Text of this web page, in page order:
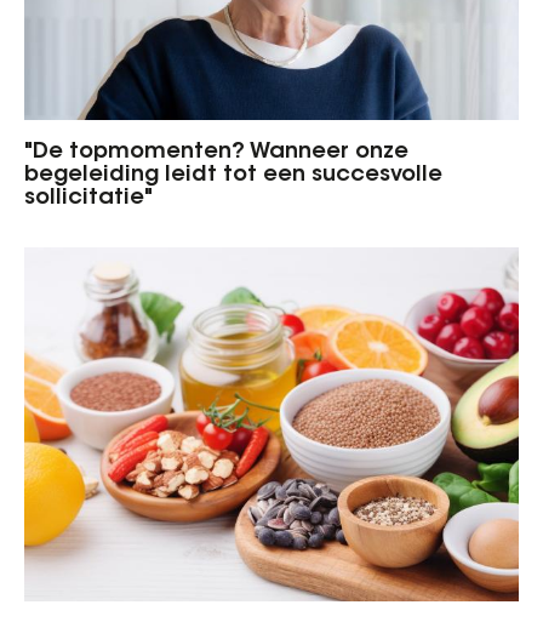
"De topmomenten? Wanneer onze
begeleiding leidt tot een succesvolle
sollicitatie"